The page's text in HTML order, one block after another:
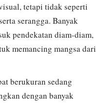
tetapi tidak seperti
serangga. Banyak
pendekatan diam-diam,
memancing mangsa dari
berukuran sedang
dengan banyak